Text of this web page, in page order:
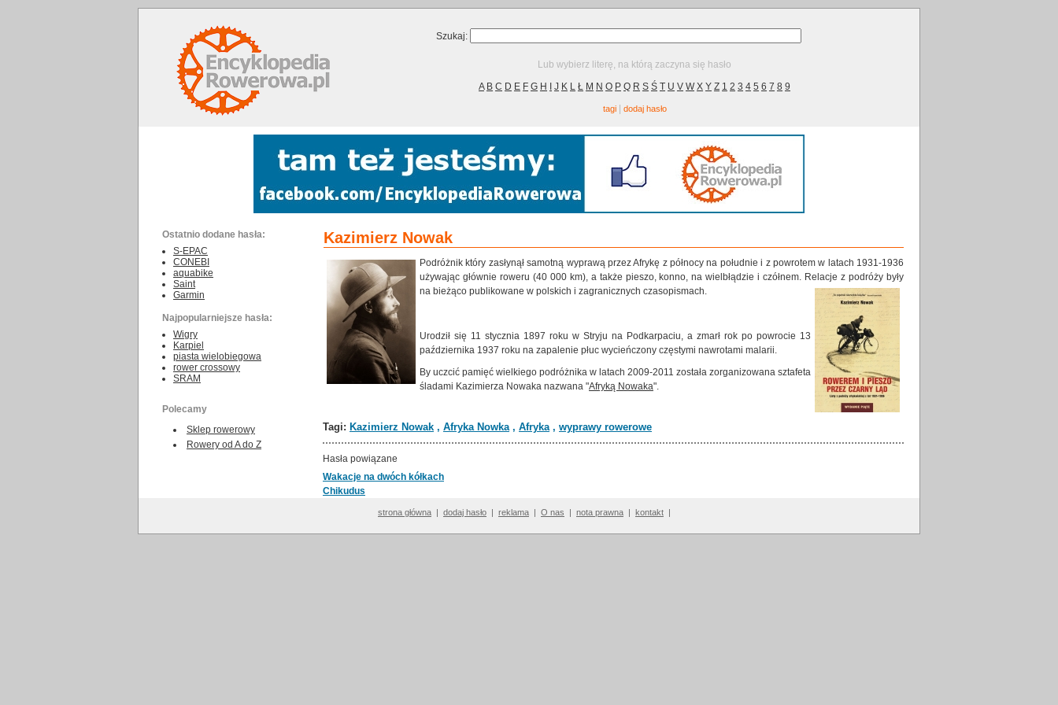
Szukaj:
Lub wybierz literę, na którą zaczyna się hasło
A B C D E F G H J K L Ł M N O P Q R S Ś T U V W X Y Z 1 2 3 4 5 6 7 8 9
tagi| dodaj hasło
Ostatnio dodane hasła:
S-EPAC
CONEBI
aquabike
Saint
Garmin
Najpopularniejsze hasła:
Wigry
Karpiel
piasta wielobiegowa
rower crossowy
SRAM
Polecamy
Sklep rowerowy
Rowery od A do Z
Kazimierz Nowak
Podróżnik który zasłynął samotną wyprawą przez Afrykę z północy na południe i z powrotem w latach 1931-1936
używając głównie roweru (40 000 km), a także pieszo, konno, na wielbłądzie i czółnem. Relacje z podróży były
na bieżąco publikowane w polskich i zagranicznych czasopismach.
Urodził się 11 stycznia 1897 roku w Stryju na Podkarpaciu, a zmarł rok po powrocie 13
października 1937 roku na zapalenie płuc wycieńczony częstymi nawrotami malarii.
By uczcić pamięć wielkiego podróżnika w latach 2009-2011 została zorganizowana sztafeta
śladami Kazimierza Nowaka nazwana "Afryką Nowaka".
Tagi: Kazimierz Nowak , Afryka Nowka, Afryka, wyprawy rowerowe
Hasła powiązane
Wakacje na dwóch kółkach
Chikudus
strona główna | dodaj hasło | reklama | O nas | nota prawna | kontakt |